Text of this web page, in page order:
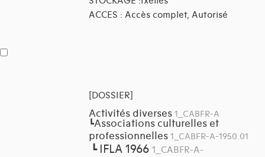
ACCES : Accès complet, Autorisé
[DOSSIER]
Activités diverses 1_CABFR-A
┗Associations culturelles et
professionnelles 1_CABFR-A-1950.01
┗ IFLA 1966 1_CABFR-A-